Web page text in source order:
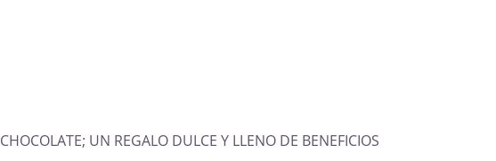
CHOCOLATE; UN REGALO DULCE Y LLENO DE BENEFICIOS